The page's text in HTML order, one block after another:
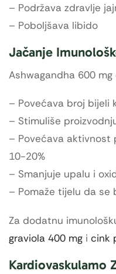
– Podržava zdravlje
– Poboljšava libido
Jačanje
Ashwagandha 600
– Povećava broj bijeli
– Stimuliše
– Povećava aktivnost
10-20%
– Smanjuje upalu i
– Pomaže tijelu da se
Za dodatnu
graviola 400 mg i cink
Kardiovaskulamo